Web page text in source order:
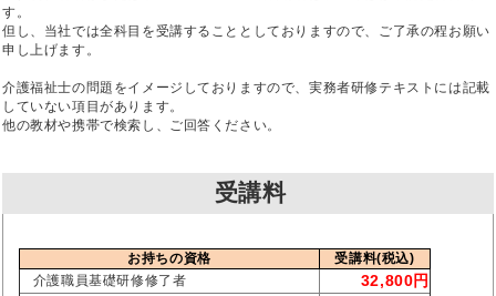
す。
但し、当社では全科目を受講することとしておりますので、ご了承の程お願い
申し上げます。
介護福祉士の問題をイメージしておりますので、実務者研修テキストには記載
していない項目があります。
他の教材や携帯で検索し、ご回答ください。
受講料
お持ちの資格
受講料(税込)
介護職員基礎研修修了者
32,800円